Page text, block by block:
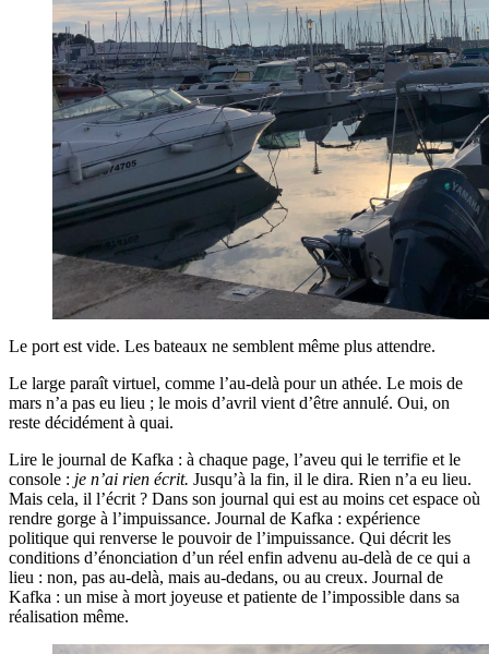
Le port est vide. Les bateaux ne semblent même plus attendre.
Le large paraît virtuel, comme l’au-delà pour un athée. Le mois de
mars n’a pas eu lieu ; le mois d’avril vient d’être annulé. Oui, on
reste décidément à quai.
Lire le journal de Kafka : à chaque page, l’aveu qui le terrifie et le
console : je n’ai rien écrit. Jusqu’à la fin, il le dira. Rien n’a eu lieu.
Mais cela, il l’écrit ? Dans son journal qui est au moins cet espace où
rendre gorge à l’impuissance. Journal de Kafka : expérience
politique qui renverse le pouvoir de l’impuissance. Qui décrit les
conditions d’énonciation d’un réel enfin advenu au-delà de ce qui a
lieu : non, pas au-delà, mais au-dedans, ou au creux. Journal de
Kafka : un mise à mort joyeuse et patiente de l’impossible dans sa
réalisation même.